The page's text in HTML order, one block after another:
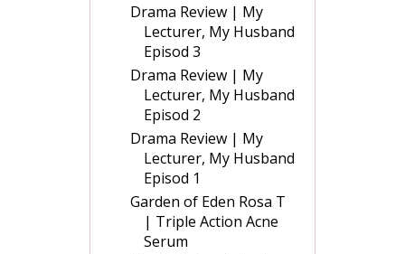
Drama Review | My
Lecturer, My Husband
Episod 3
Drama Review | My
Lecturer, My Husband
Episod 2
Drama Review | My
Lecturer, My Husband
Episod 1
Garden of Eden Rosa T
| Triple Action Acne
Serum